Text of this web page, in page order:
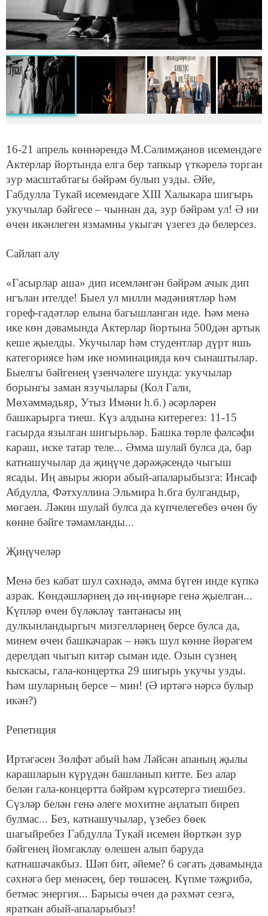
16-21 апрель көннәрендә М.Сәлимҗанов исемендәге
Актерлар йортында елга бер тапкыр үткәрелә торган
зур масштабтагы бәйрәм булып узды. Әйе,
Габдулла Тукай исемендәге XIII Халыкара шигырь
укучылар бәйгесе – чыннан да, зур бәйрәм ул! Ә ни
өчен икәнлеген язмамны укыгач үзегез дә белерсез.
Сайлап алу
«Гасырлар аша» дип исемләнгән бәйрәм ачык дип
игълан ителде! Быел ул милли мәдәниятләр һәм
гореф-гадәтләр елына багышланган иде. Һәм менә
ике көн дәвамында Актерлар йортына 500дән артык
кеше җыелды. Укучылар һәм студентлар дүрт яшь
категориясе һәм ике номинацияда көч сынаштылар.
Быелгы бәйгенең үзенчәлеге шунда: укучылар
борынгы заман язучылары (Кол Гали,
Мөхәммәдьяр, Утыз Имәни һ.б.) әсәрләрен
башкарырга тиеш. Күз алдына китерегез: 11-15
гасырда язылган шигырьләр. Башка төрле фәлсәфи
караш, иске татар теле... Әмма шулай булса да, бар
катнашучылар да җиңүче дәрәҗәсендә чыгыш
ясады. Иң авыры жюри абый-апаларыбызга: Инсаф
Абдулла, Фәтхуллина Эльмира һ.бга булгандыр,
мөгаен. Ләкин шулай булса да күпчелегебез өчен бу
көнне бәйге тәмамланды...
Җиңүчеләр
Менә без кабат шул сәхнәдә, әмма бүген инде күпкә
азрак. Көндәшләрнең дә иң-иңнәре генә җыелган...
Күпләр өчен бүләкләү тантанасы иң
дулкынландыргыч мизгелләрнең берсе булса да,
минем өчен башкачарак – нәкъ шул көнне йөрәгем
дерелдәп чыгып китәр сыман иде. Озын сүзнең
кыскасы, гала-концертка 29 шигырь укучы узды.
Һәм шуларның берсе – мин! (Ә иртәгә нәрсә булыр
икән?)
Репетиция
Иртәгәсен Зөлфәт абый һәм Ләйсән апаның җылы
карашларын күрүдән башланып китте. Без алар
белән гала-концертта бәйрәм күрсәтергә тиешбез.
Сүзләр белән генә әлеге мохитне аңлатып биреп
булмас... Без, катнашучылар, үзебез бөек
шагыйребез Габдулла Тукай исемен йөрткән зур
бәйгенең йомгаклау өлешен алып баруда
катнашачакбыз. Шәп бит, әйеме? 6 сәгать дәвамында
сәхнәгә бер менәсең, бер төшәсең. Күпме тәҗрибә,
бетмәс энергия... Барысы өчен дә рәхмәт сезгә,
яраткан абый-апаларыбыз!